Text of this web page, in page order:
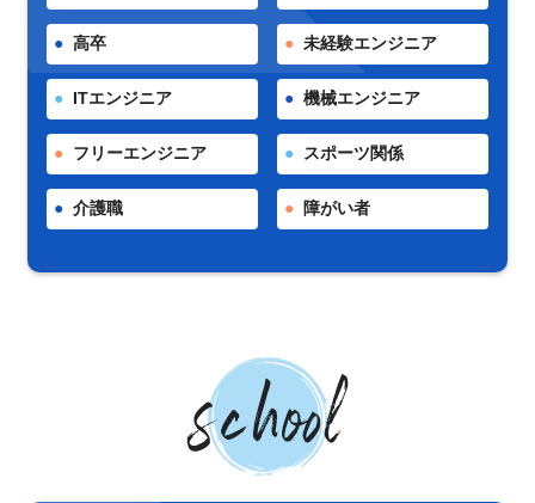
高卒 未経験エンジニア
ITエンジニア 機械エンジニア
フリーエンジニア スポーツ関係
介護職 障がい者